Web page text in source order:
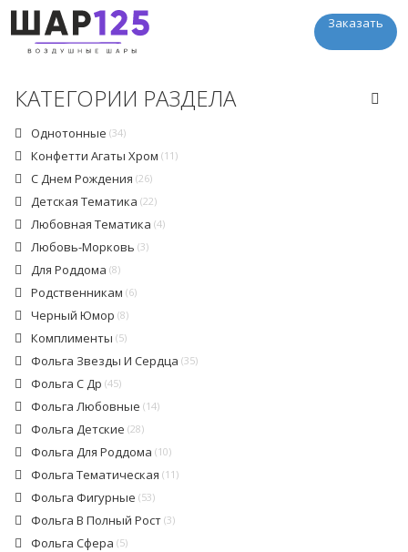
Заказать
КАТЕГОРИИ РАЗДЕЛА
Однотонные (34)
Конфетти Агаты Хром (11)
С Днем Рождения (26)
Детская Тематика (22)
Любовная Тематика (4)
Любовь-Морковь (3)
Для Роддома (8)
Родственникам (6)
Черный Юмор (8)
Комплименты (5)
Фольга Звезды И Сердца (35)
Фольга С Др (45)
Фольга Любовные (14)
Фольга Детские (28)
Фольга Для Роддома (10)
Фольга Тематическая (11)
Фольга Фигурные (53)
Фольга В Полный Рост (3)
Фольга Сфера (5)